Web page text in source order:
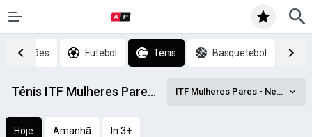
previsões Futebol Ténis Basquetebol
Ténis ITF Mulheres Pares - Netherlands, Doubles prognósticos ITF Mulheres Pares - Netherlands, Doubles
Hoje Amanhã In 3+